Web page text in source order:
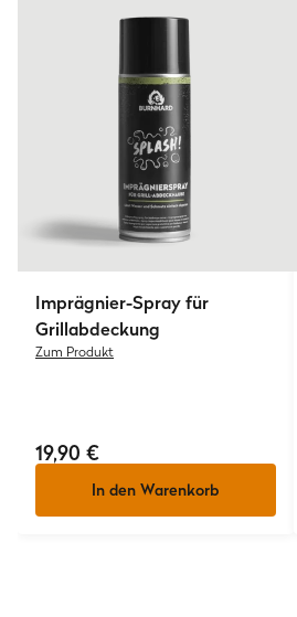
Imprägnier-Spray für
Grillabdeckung
Zum Produkt
19,90 €
In den Warenkorb